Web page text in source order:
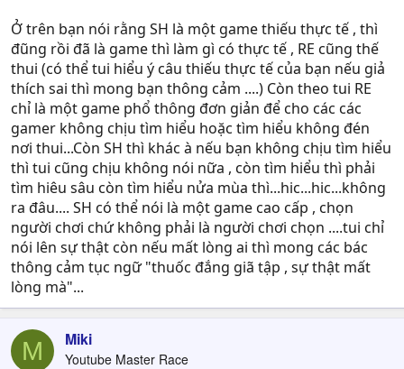
Ở trên bạn nói rằng SH là một game thiếu thực tế , thì
đũng rồi đã là game thì làm gì có thực tế , RE cũng thế
thui (có thể tui hiểu ý câu thiếu thực tế của bạn nếu giả
thích sai thì mong bạn thông cảm ....) Còn theo tui RE
chỉ là một game phổ thông đơn giản để cho các các
gamer không chịu tìm hiểu hoặc tìm hiểu không đén
nơi thui...Còn SH thì khác à nếu bạn không chịu tìm hiểu
thì tui cũng chịu không nói nữa , còn tìm hiểu thì phải
tìm hiêu sâu còn tìm hiểu nửa mùa thì...hic...hic...không
ra đâu.... SH có thể nói là một game cao cấp , chọn
người chơi chứ không phải là người chơi chọn ....tui chỉ
nói lên sự thật còn nếu mất lòng ai thì mong các bác
thông cảm tục ngữ "thuốc đắng giã tập , sự thật mất
lòng mà"...
M Miki
Youtube Master Race